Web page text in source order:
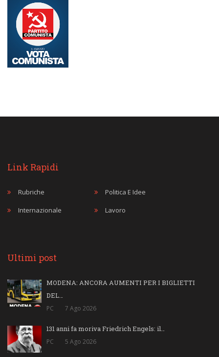
Link Rapidi
Rubriche Politica E Idee
Internazionale Lavoro
Ultimi post
MODENA: ANCORA AUMENTI PER I BIGLIETTI
DEL…
PC 7 Ago 2026
131 anni fa moriva Friedrich Engels: il…
PC 5 Ago 2026